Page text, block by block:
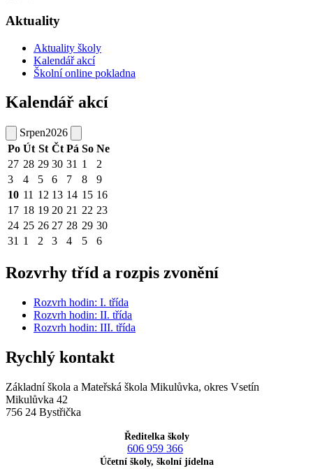
Aktuality
Aktuality školy
Kalendář akcí
Školní online pokladna
Kalendář akcí
Srpen2026
Po Út St Čt Pá So Ne
27 28 29 30 31 1
2
3
4 5 6 7 8
9
10 11 12 13 14 15 16
17 18 19 20 21 22 23
24 25 26 27 28 29 30
31 1 2 3 4 5 6
Rozvrhy tříd a rozpis zvonění
Rozvrh hodin: I. třída
Rozvrh hodin: II. třída
Rozvrh hodin: III. třída
Rychlý kontakt
Základní škola a Mateřská škola Mikulůvka, okres Vsetín
Mikulůvka 42
756 24 Bystřička
Ředitelka školy
606 959 366
Účetní školy, školní jídelna